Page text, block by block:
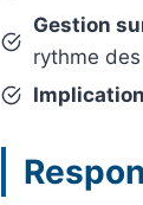
Gestion
rythme